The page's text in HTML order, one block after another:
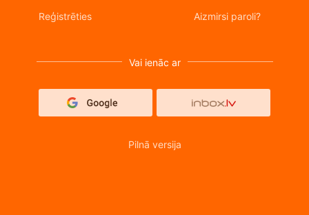
Reģistrēties Aizmirsi paroli?
Vai ienāc ar
Pilnā versija